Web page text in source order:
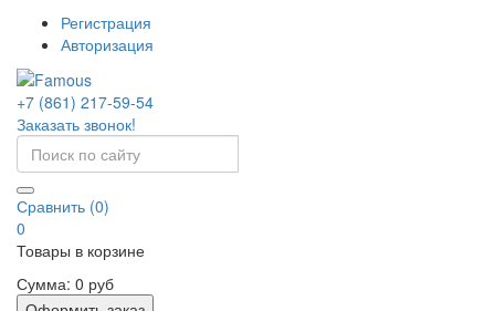
Регистрация
Авторизация
+7 (861) 217-59-54
Заказать звонок!
Сравнить (0)
0
Товары в корзине
Сумма: 0 руб